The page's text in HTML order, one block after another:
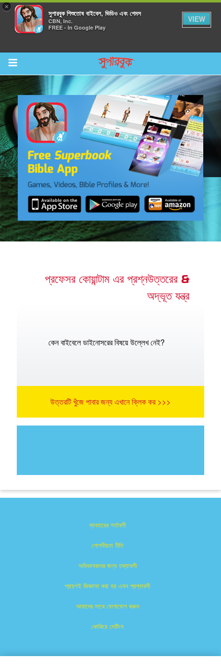
×
সুপারবুক শিশুতোষ বাইবেল, ভিডিও এবং গেমস
CBN, Inc.
FREE - In Google Play
VIEW
Return to Content
করুন
প্রফেসর কোয়ান্টাম এর প্রশ্নউত্তরের &
অদ্ভূত যন্ত্র
কেন বাইবেলে ডাইনোসরের বিষয়ে উল্লেখ নেই?
উত্তরটি খুঁজে পাবার জন্য এখানে ক্লিক কর >>>
ব্যবহারের শর্তাবলী
গোপনীয়তা নীতি
অভিভাবকদের জন্য তথ্যাবলী
প্রায়শই জিজ্ঞাসা করা হয় এমন প্রশ্নাবলী
আমাদের সাথে যোগাযোগ করুন
কোকিয়ে সেটিংস